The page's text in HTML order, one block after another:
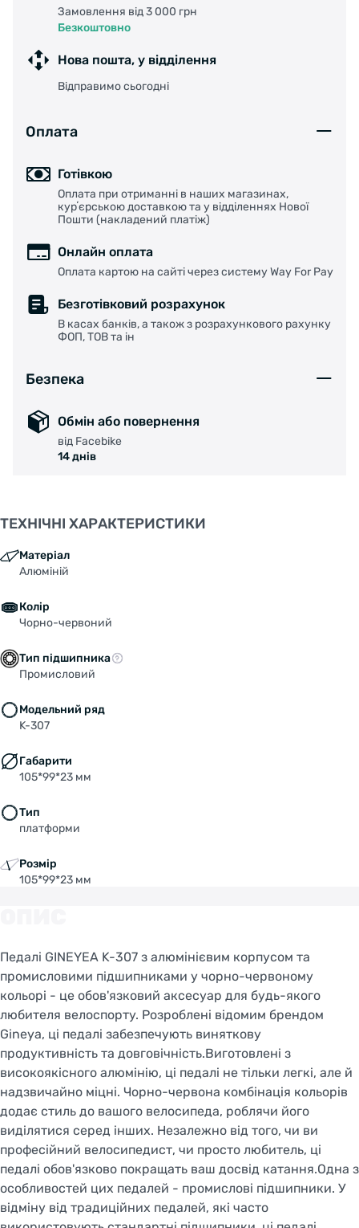
Замовлення від 3 000 грн
Безкоштовно
Нова пошта, у відділення
Відправимо сьогодні
Оплата
Готівкою
Оплата при отриманні в наших магазинах,
курʼєрською доставкою та у відділеннях Нової
Пошти (накладений платіж)
Онлайн оплата
Оплата картою на сайті через систему Way For Pay
Безготівковий розрахунок
В касах банків, а також з розрахункового рахунку
ФОП, ТОВ та ін
Безпека
Обмін або повернення
від Facebike
14 днів
ТЕХНІЧНІ ХАРАКТЕРИСТИКИ
Матеріал
Алюміній
Колір
Чорно-червоний
Тип підшипника
Промисловий
Модельний ряд
K-307
Габарити
105*99*23 мм
Тип
платформи
Розмір
105*99*23 мм
Педалі GINEYEA K-307 з алюмінієвим корпусом та
промисловими підшипниками у чорно-червоному
кольорі - це обов'язковий аксесуар для будь-якого
любителя велоспорту. Розроблені відомим брендом
Gineya, ці педалі забезпечують виняткову
продуктивність та довговічність.Виготовлені з
високоякісного алюмінію, ці педалі не тільки легкі, але й
надзвичайно міцні. Чорно-червона комбінація кольорів
додає стиль до вашого велосипеда, роблячи його
виділятися серед інших. Незалежно від того, чи ви
професійний велосипедист, чи просто любитель, ці
педалі обов'язково покращать ваш досвід катання.Одна з
особливостей цих педалей - промислові підшипники. У
відміну від традиційних педалей, які часто
Welcome!
Do you want to switch to the Dutch version of the
site or stay on the Ukrainian version?
SWITCH TO FACEBIKE.NL
STAY ON FACEBIKE.UA